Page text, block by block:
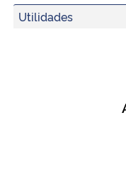
Utilidades